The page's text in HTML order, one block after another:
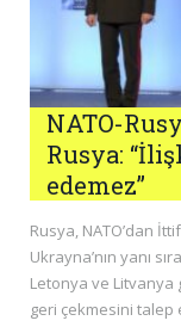
NATO-
Rusya:
edemez”
Rusya, NATO’dan
Ukrayna’nın yanı
Letonya ve Litvanya
geri çekmesini talep